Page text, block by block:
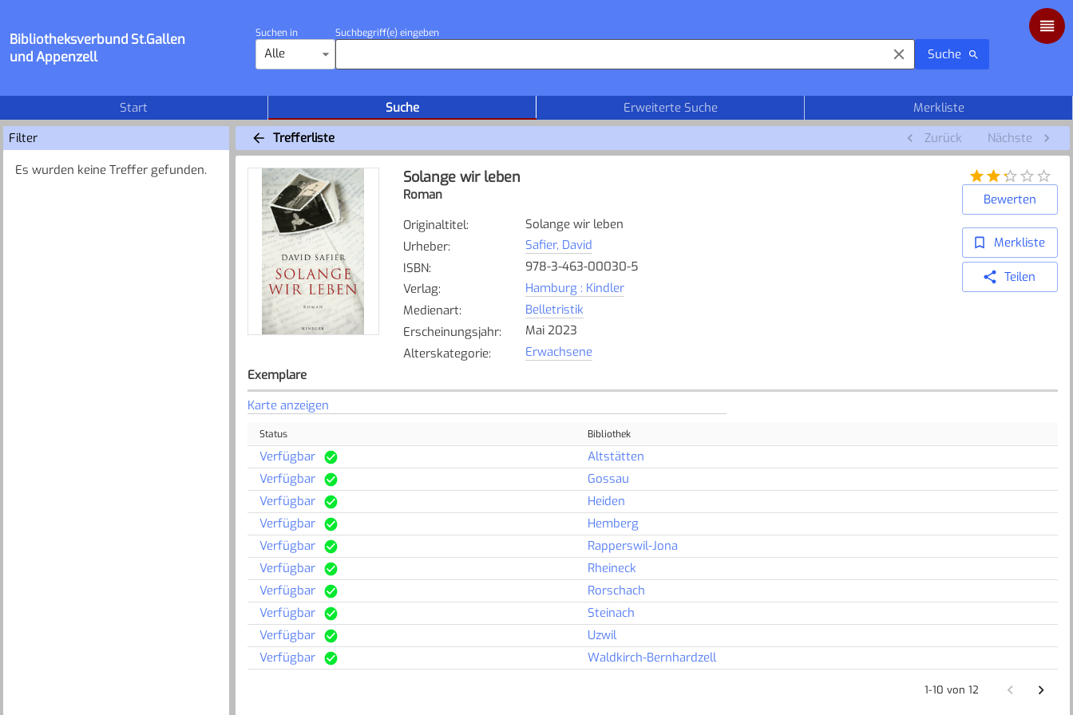
Bibliotheksverbund St.Gallen
und Appenzell
Suchen in
Alle
Suchbegriff(e) eingeben
Suche
Start Suche Erweiterte Suche
Merkliste
Filter
Es wurden keine Treffer gefunden.
Trefferliste Zurück Nächste
Solange wir leben
Roman
Originaltitel:
Solange wir leben
Urheber:
Safier, David
ISBN:
978-3-463-00030-5
Verlag:
Hamburg : Kindler
Medienart:
Belletristik
Erscheinungsjahr:
Mai 2023
Alterskategorie: Erwachsene
Bewerten
Merkliste
Teilen
Exemplare
Karte anzeigen
Status Bibliothek
Verfügbar
Altstätten
Verfügbar
Gossau
Verfügbar
Heiden
Verfügbar
Hemberg
Verfügbar
Rapperswil-Jona
Verfügbar
Rheineck
Verfügbar
Rorschach
Verfügbar
Steinach
Verfügbar
Uzwil
Verfügbar
Waldkirch-Bernhardzell
1-10 von 12